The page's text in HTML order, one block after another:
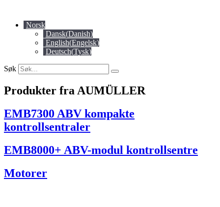
content Norsk
Dansk(Danish)
English(Engelsk)
Deutsch(Tysk)
Søk
Produkter fra AUMÜLLER
EMB7300 ABV kompakte
kontrollsentraler
EMB8000+ ABV-modul kontrollsentre
Motorer